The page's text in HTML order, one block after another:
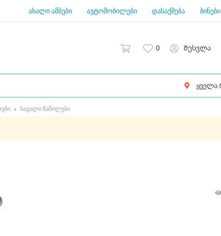
ახალი ამბები ავტომობილები დასაქმება ბინები
0 Შესვლა
სავალი ნაწილები